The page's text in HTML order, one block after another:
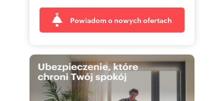
Powiadom o nowych ofertach